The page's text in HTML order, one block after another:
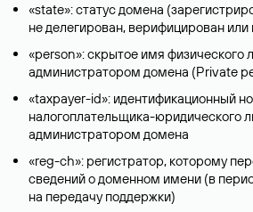
«state»: статус домена
не делегирован, верифицирован
«person»: скрытое имя физического
администратором домена (Privatе
«taxpayer-id»: идентификационный
налогоплательщика-юридического
администратором домена
«reg-ch»: регистратор, которому
сведений о доменном имени (в
на передачу поддержки)